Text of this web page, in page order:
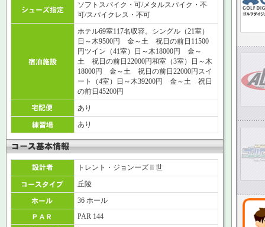
ソフトスパイク・可/メタルスパイク・不
可/スパイクレス・不可
ホテル69室117名収容。シングル（21室）
日～木9500円 金～土 祝日の前日11500
円ツイン（41室）日～木18000円 金～
土 祝日の前日22000円和室（3室）日～木
18000円 金～土 祝日の前日22000円スイ
ート（4室）日～木39200円 金～土 祝日
の前日45200円
あり
あり
トレント・ジョンーズⅡ世
丘陵
36 ホール
PAR 144